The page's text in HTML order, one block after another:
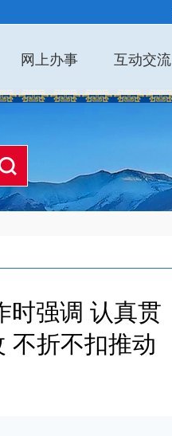
网上办事 互动交流
时强调 认真贯
不折不扣推动